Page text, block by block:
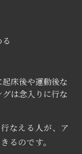
床後や運動後な
は念入りに行な
なえる人が、ア
るのです。